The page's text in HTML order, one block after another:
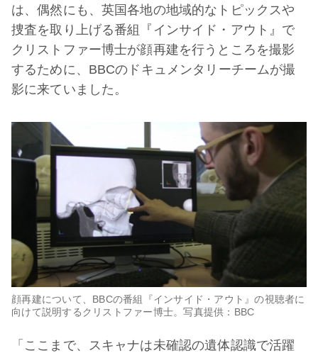
は、偶然にも、英国各地の地域的なトピックスや
捜査を取り上げる番組『インサイド・アウト』で
クリストファー博士が顔再建を行うところを撮影
するために、BBCのドキュメンタリーチームが撮
影に来ていました。
顔再建について、BBCの番組『インサイド・アウト』の視聴者に
向けて説明するクリストファー博士。写真提供：BBC
「ここまで、スキャナは未確認の遺体認識で活躍